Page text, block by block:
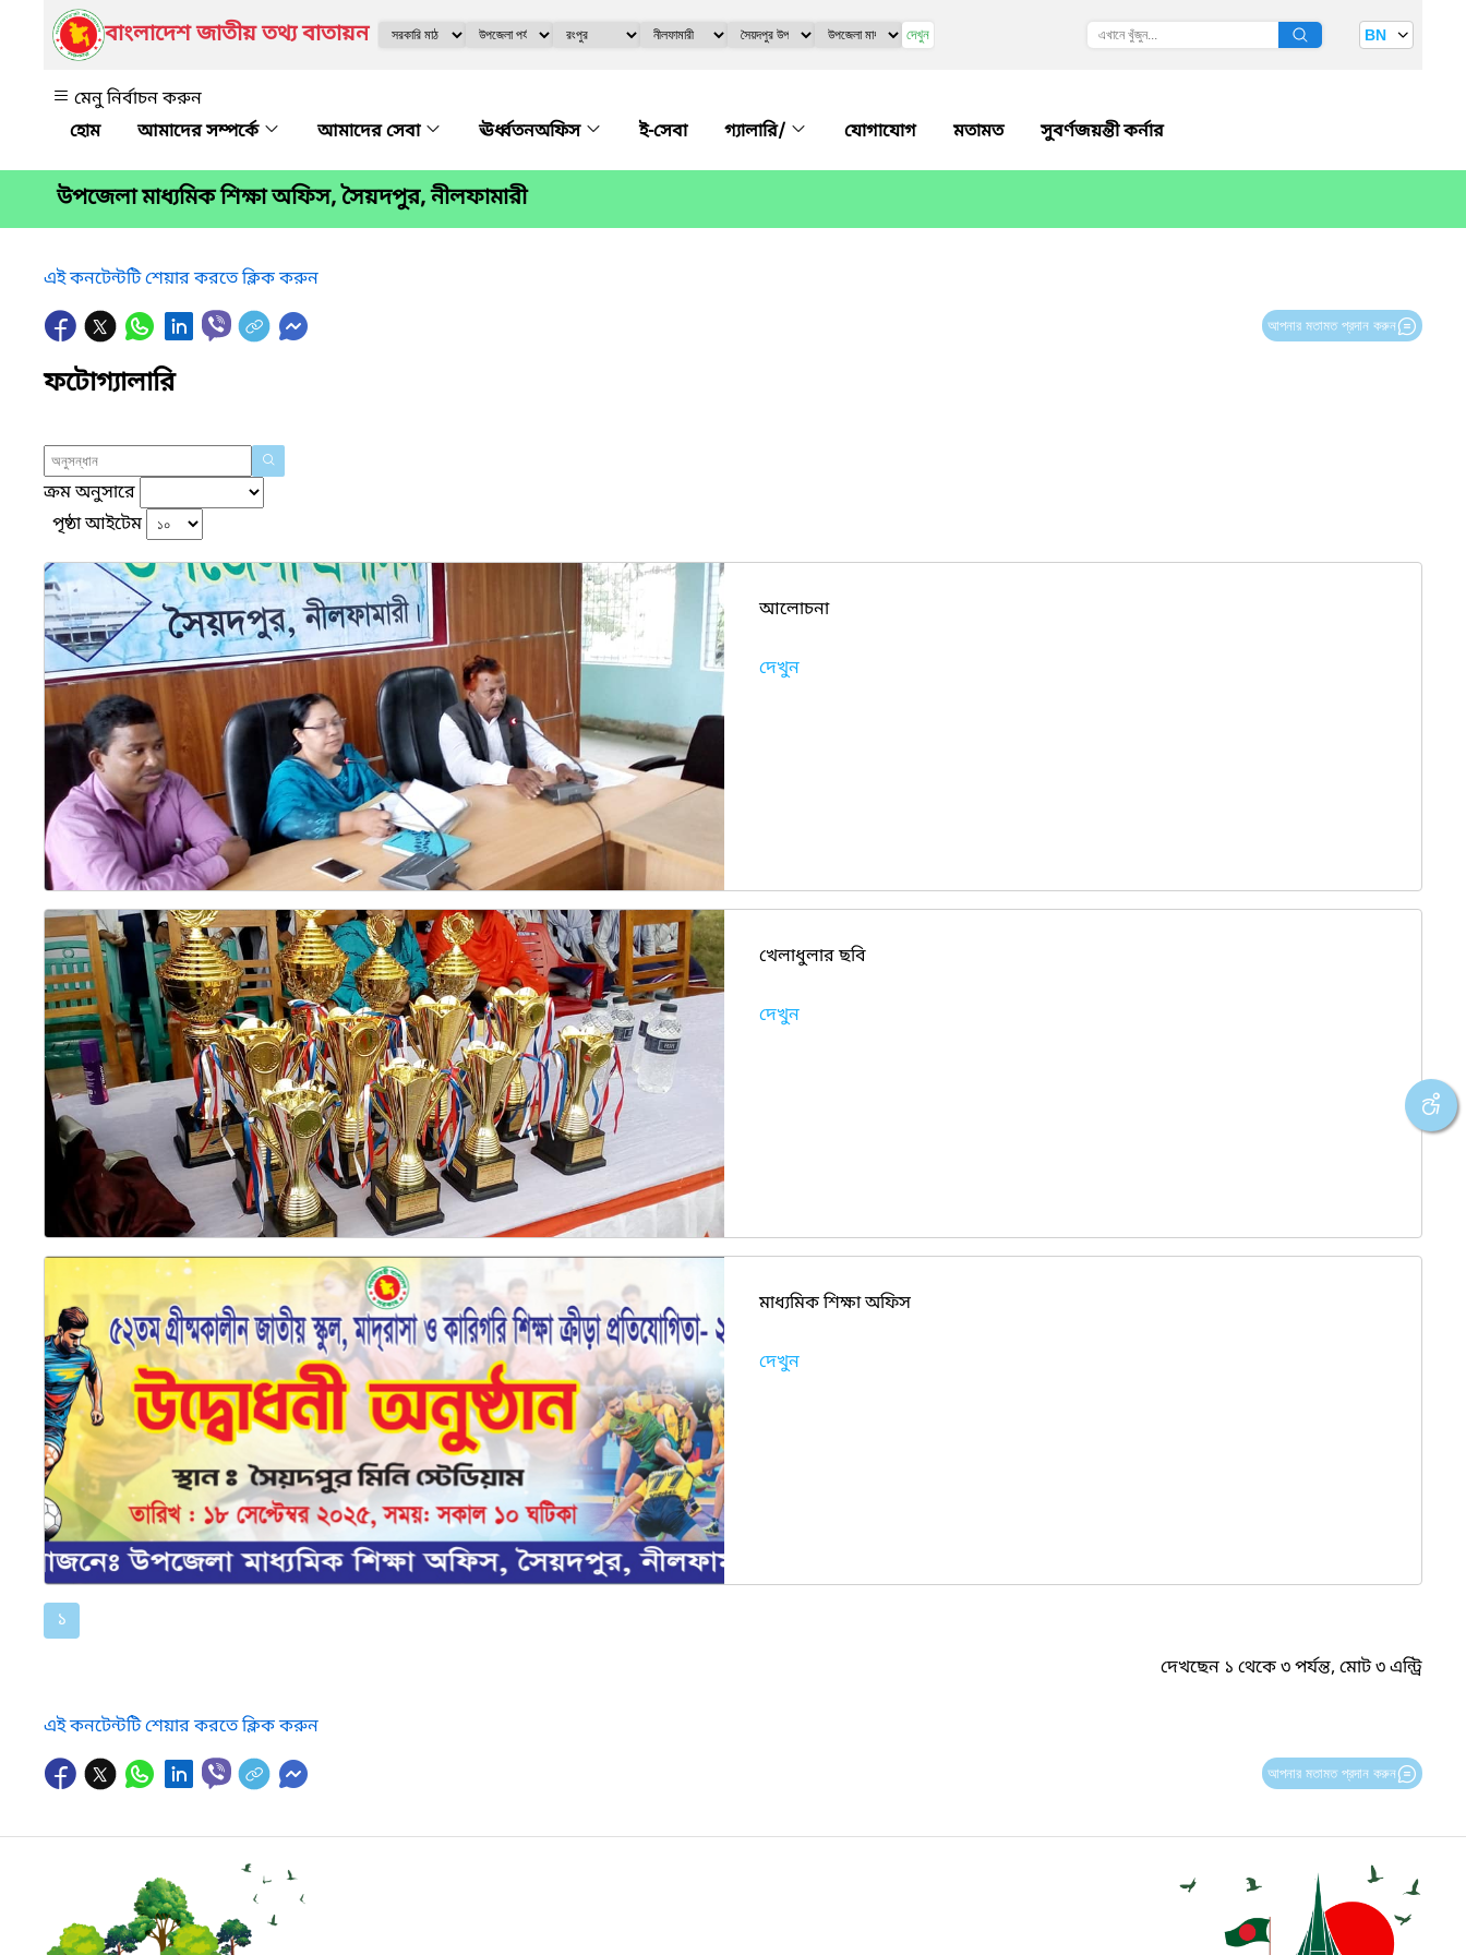
বাংলাদেশ জাতীয় তথ্য বাতায়ন দেখুন BN
মেনু নির্বাচন করুন
আমাদের সম্পর্কে
আমাদের সেবা ঊর্ধ্বতনঅফিস ই-সেবা গ্যালারি/ যোগাযোগ মতামত সুবর্ণজয়ন্তী কর্নার
উপজেলা মাধ্যমিক শিক্ষা অফিস, সৈয়দপুর, নীলফামারী
এই কনটেন্টটি শেয়ার করতে ক্লিক করুন
আপনার মতামত প্রদান করুন
ফটোগ্যালারি
ক্রম অনুসারে
পৃষ্ঠা আইটেম
আলোচনা
দেখুন
খেলাধুলার ছবি
দেখুন
মাধ্যমিক শিক্ষা অফিস
দেখুন
১
দেখছেন ১ থেকে ৩ পর্যন্ত, মোট ৩ এন্ট্রি
এই কনটেন্টটি শেয়ার করতে ক্লিক করুন
আপনার মতামত প্রদান করুন